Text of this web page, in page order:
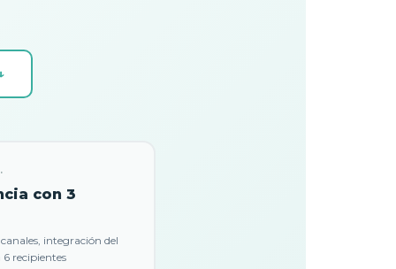
con 3
integración del
6 recipientes